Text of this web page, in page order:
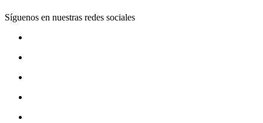
Síguenos en nuestras redes sociales